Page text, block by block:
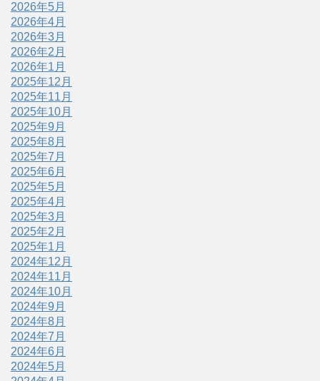
2026年5月
2026年4月
2026年3月
2026年2月
2026年1月
2025年12月
2025年11月
2025年10月
2025年9月
2025年8月
2025年7月
2025年6月
2025年5月
2025年4月
2025年3月
2025年2月
2025年1月
2024年12月
2024年11月
2024年10月
2024年9月
2024年8月
2024年7月
2024年6月
2024年5月